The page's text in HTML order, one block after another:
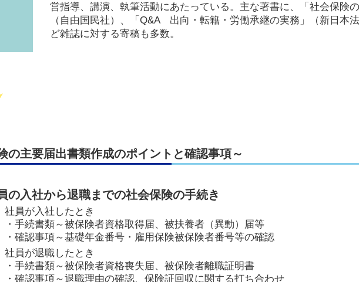
営指導、講演、執筆活動にあたっている。主な著書に、「社会保険
（自由国民社）、「Q&A 出向・転籍・労働承継の実務」（新日本
ど雑誌に対する寄稿も多数。
の主要届出書類作成のポイントと確認事項～
の入社から退職までの社会保険の手続き
社員が入社したとき
・手続書類～被保険者資格取得届、被扶養者（異動）届等
・確認事項～基礎年金番号・雇用保険被保険者番号等の確認
社員が退職したとき
・手続書類～被保険者資格喪失届、被保険者離職証明書
・確認事項～退職理由の確認、保険証回収に関する打ち合わせ